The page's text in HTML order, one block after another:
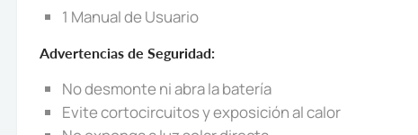
1 Manual de Usuario
Advertencias de Seguridad:
No desmonte ni abra la batería
Evite cortocircuitos y exposición al calor